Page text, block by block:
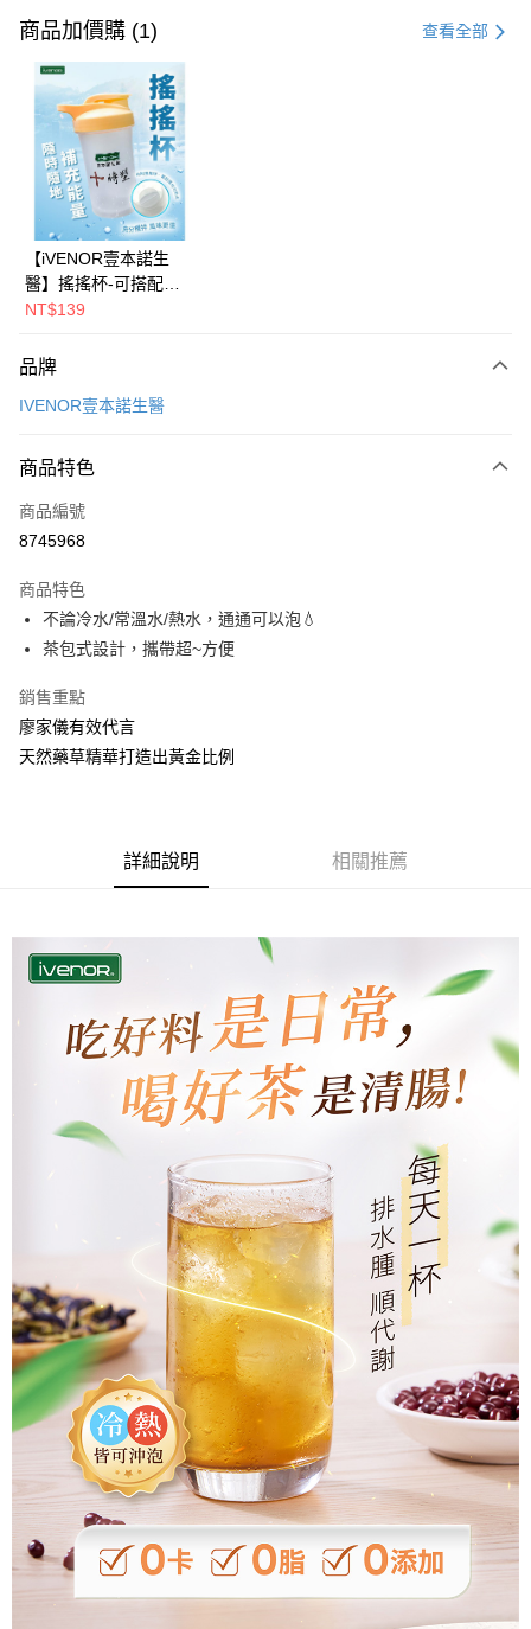
信用卡一次付款
超商取貨付款
LINE Pay
Apple Pay
街口支付
悠遊付
Google Pay
相關說明
AFTEE先享後付是「在收到商品之後才付款」的支付方式。 讓您購物簡單
１．簡單：不需註冊會員、不需綁卡、不需儲值。
２．便利：只要手機號碼，簡訊認證，即可結帳。
【「AFTEE先享後付」結帳流程】
結帳頁面，進行簡訊認證並確認金額後，即可完成結帳。
３．收到繳費通知簡訊後14天內，點擊此簡訊中的連結，可透過四大超商／
ATM／網路銀行／等多元方式進行付款，方視為交易完成。
購買商品的店家。未經商家同意取消之訂單仍視為有效，需透過AFTEE先享
後付繳納相關費用。
※ 交易是否成功請以「AFTEE先享後付 」之結帳頁面顯示為準，若有關於
是否繳費成功／繳費後需取消欲退款等相關疑問，請聯繫「AFTEE先享後付
易，需依本服務之必要範圍內提供個人資料，並將交易相關給付款項請求債
３．未成年的使用者請事先徵得法定代理人或監護人之同意方可使用
「AFTEE先享後付」，若未經同意申辦者引起之損失，本公司不負相關責
任。
４．使用「AFTEE先享後付」時，將依據個別帳號之用戶狀況，依本公司即
時審查核予不同之上限額度；若仍有額度不足之情形，本公司將視審查結果
請求用戶進行身份認證。
５．嚴禁一人註冊多個帳號或使用他人資訊註冊。若發現惡意使用之情形，
恩沛科技股份有限公司將有權停止該用戶之使用額度並採取法律行動。
ATM付款
運送方式
全家取貨付款
每筆NT$100，滿NT$1,500(含以上)免運費
付款後全家取貨
每筆NT$100，滿NT$1,500(含以上)免運費
萊爾富取貨付款
每筆NT$100，滿NT$1,500(含以上)免運費
付款後萊爾富取貨
每筆NT$100，滿NT$1,500(含以上)免運費
付款後7-11取貨
宅配(本島)
每筆NT$150，滿NT$1,500(含以上)免運費
宅配(離島)
商品加價購 (1) 查看全部
【iVENOR壹本諾生
醫】搖搖杯-可搭配十
時塑 搖一搖更好喝
NT$139
品牌
IVENOR壹本諾生醫
商品特色
商品編號
8745968
商品特色
不論冷水/常溫水/熱水，通通可以泡💧
茶包式設計，攜帶超~方便
銷售重點
廖家儀有效代言
天然藥草精華打造出黃金比例
詳細說明 相關推薦